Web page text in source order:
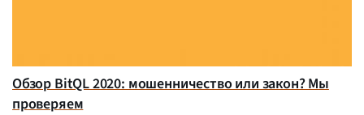
Обзор BitQL 2020: мошенничество или закон? Мы
проверяем